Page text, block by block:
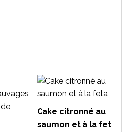
Cake citronné au
saumon et à la fet